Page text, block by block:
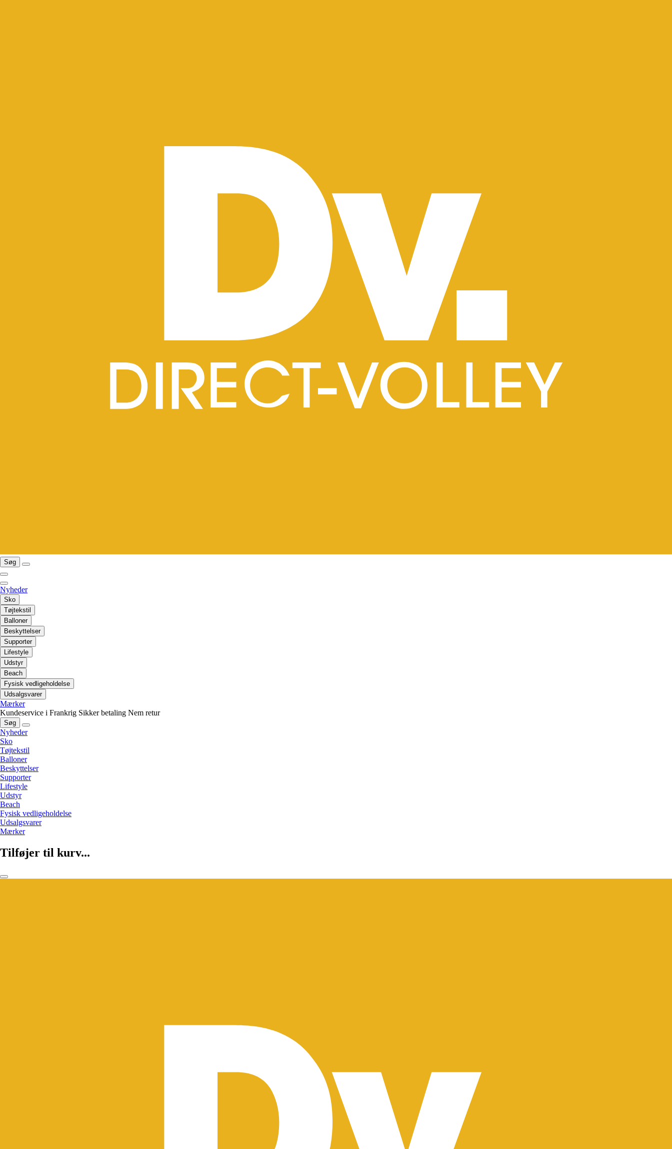
Søg
Nyheder
Sko
Tøjtekstil
Balloner
Beskyttelser
Supporter
Lifestyle
Udstyr
Beach
Fysisk vedligeholdelse
Udsalgsvarer
Mærker
Kundeservice i Frankrig Sikker betaling Nem retur
Søg
Nyheder
Sko
Tøjtekstil
Balloner
Beskyttelser
Supporter
Lifestyle
Udstyr
Beach
Fysisk vedligeholdelse
Udsalgsvarer
Mærker
Tilføjer til kurv...